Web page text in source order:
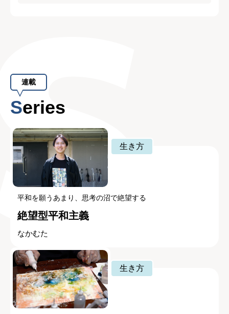
連載
Series
生き方
平和を願うあまり、思考の沼で絶望する
絶望型平和主義
なかむた
生き方